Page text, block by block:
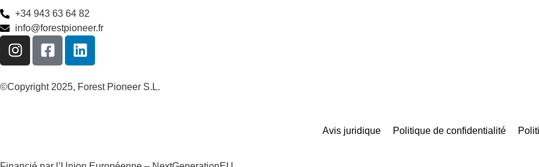
+34 943 63 64 82
info@forestpioneer.fr
©Copyright 2025, Forest Pioneer S.L.
Avis juridique Politique de confidentialité